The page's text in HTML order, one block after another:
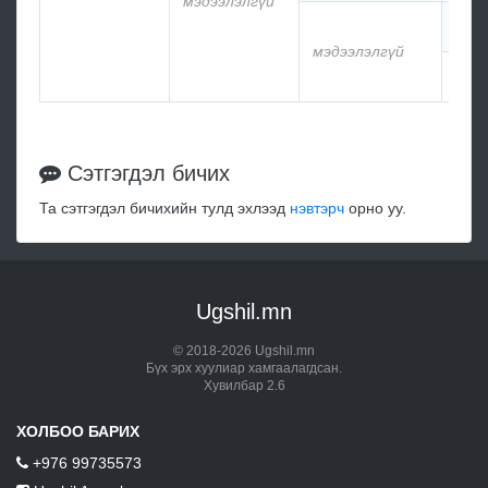
мэдээлэлгүй
Сэтгэгдэл бичих
Та сэтгэгдэл бичихийн тулд эхлээд нэвтэрч орно уу.
Ugshil.mn
© 2018-2026 Ugshil.mn
Бүх эрх хуулиар хамгаалагдсан.
Хувилбар 2.6
ХОЛБОО БАРИХ
+976 99735573